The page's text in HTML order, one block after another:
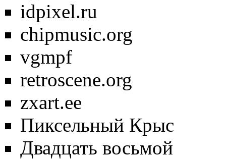
idpixel.ru
chipmusic.org
vgmpf
retroscene.org
zxart.ee
Пиксельный Крыс
Двадцать восьмой